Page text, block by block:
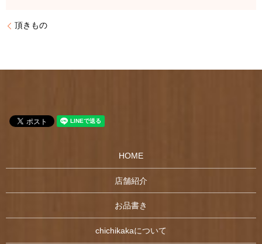
頂きもの
HOME
店舗紹介
お品書き
chichikakaについて